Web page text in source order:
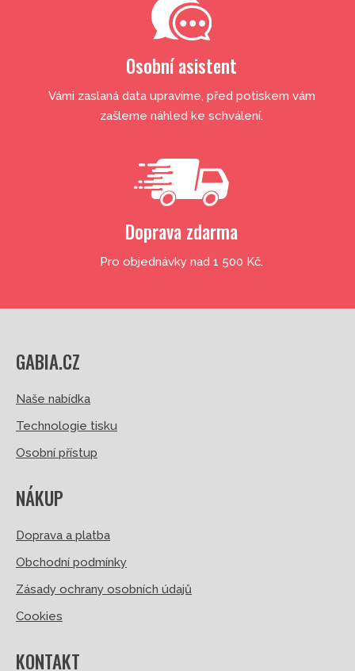
Osobní asistent
Vámi zaslaná data upravíme, před potiskem vám
zašleme náhled ke schválení.
Doprava zdarma
Pro objednávky nad 1 500 Kč.
GABIA.CZ
Naše nabídka
Technologie tisku
Osobní přístup
NÁKUP
Doprava a platba
Obchodní podmínky
Zásady ochrany osobních údajů
Cookies
KONTAKT